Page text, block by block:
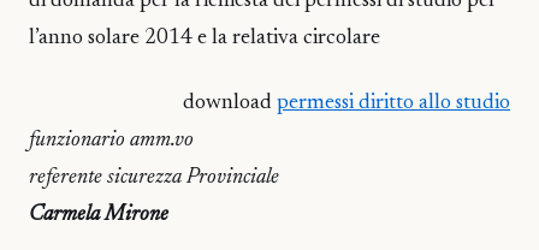
l’anno solare 2014 e la relativa circolare
download permessi diritto allo studio
funzionario amm.vo
referente sicurezza Provinciale
Carmela Mirone